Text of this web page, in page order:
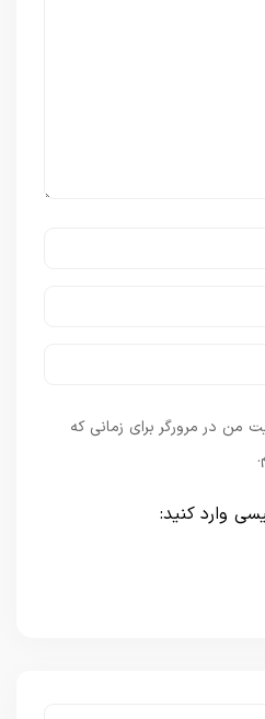
من در مرورگر برای زمانی که
وارد کنید: